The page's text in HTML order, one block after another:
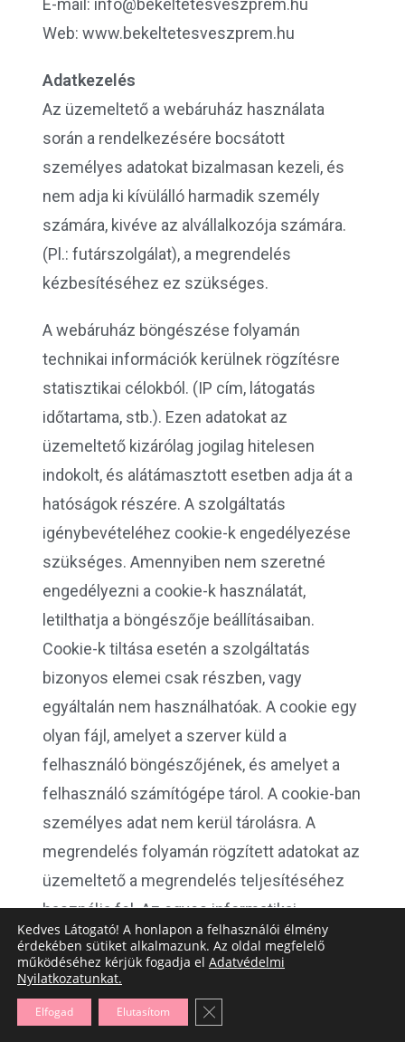
E-mail: info@bekeltetesveszprem.hu
Web: www.bekeltetesveszprem.hu
Adatkezelés
Az üzemeltető a webáruház használata
során a rendelkezésére bocsátott
személyes adatokat bizalmasan kezeli, és
nem adja ki kívülálló harmadik személy
számára, kivéve az alvállalkozója számára.
(Pl.: futárszolgálat), a megrendelés
kézbesítéséhez ez szükséges.
A webáruház böngészése folyamán
technikai információk kerülnek rögzítésre
statisztikai célokból. (IP cím, látogatás
időtartama, stb.). Ezen adatokat az
üzemeltető kizárólag jogilag hitelesen
indokolt, és alátámasztott esetben adja át a
hatóságok részére. A szolgáltatás
igénybevételéhez cookie-k engedélyezése
szükséges. Amennyiben nem szeretné
engedélyezni a cookie-k használatát,
letilthatja a böngészője beállításaiban.
Cookie-k tiltása esetén a szolgáltatás
bizonyos elemei csak részben, vagy
egyáltalán nem használhatóak. A cookie egy
olyan fájl, amelyet a szerver küld a
felhasználó böngészőjének, és amelyet a
felhasználó számítógépe tárol. A cookie-ban
személyes adat nem kerül tárolásra. A
megrendelés folyamán rögzített adatokat az
üzemeltető a megrendelés teljesítéséhez
használja fel. Az egyes informatikai
rendszerek által, a webáruház oldalain
leadott megrendelésből készült számla
adatai a rendelés leadása folyamán
megadott adatokkal rögzítésre, és tárolásra
Kedves Látogató! A honlapon a felhasználói élmény
érdekében sütiket alkalmazunk. Az oldal megfelelő
működéséhez kérjük fogadja el Adatvédelmi
Nyilatkozatunkat.
Elfogad Elutasítom Close GDPR Cookie Banner